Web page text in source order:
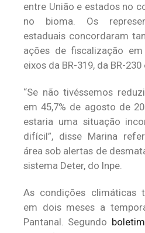
entre União e estados no
no bioma. Os
estaduais concordaram
ações de fiscalização
eixos da BR-319, da BR-230
“Se não tivéssemos
em 45,7% de agosto de
estaria uma situação
difícil”, disse Marina
área sob alertas de
sistema Deter, do Inpe.
As condições climáticas
em dois meses a
Pantanal. Segundo